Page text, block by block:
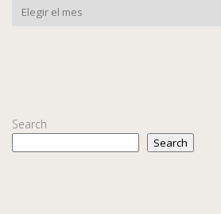
Search
Search